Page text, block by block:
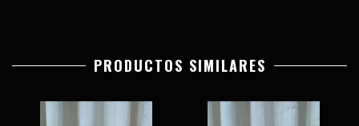
PRODUCTOS SIMILARES